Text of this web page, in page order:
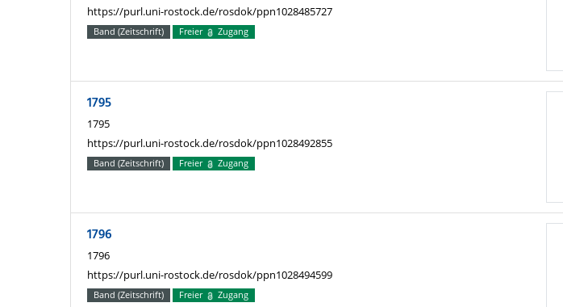
https://purl.uni-rostock.de/rosdok/ppn1028485727
Band (Zeitschrift) Freier Zugang
1795
1795
https://purl.uni-rostock.de/rosdok/ppn1028492855
Band (Zeitschrift) Freier Zugang
1796
1796
https://purl.uni-rostock.de/rosdok/ppn1028494599
Band (Zeitschrift) Freier Zugang